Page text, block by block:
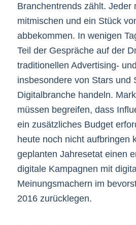
Branchentrends zählt. Jeder
mitmischen und ein Stück
abbekommen. In wenigen
Teil der Gespräche auf der
traditionellen Advertising-
insbesondere von Stars und
Digitalbranche handeln.
müssen begreifen, dass
ein zusätzliches Budget
heute noch nicht aufbringen
geplanten Jahresetat einen
digitale Kampagnen mit
Meinungsmachern im
2016 zurücklegen.